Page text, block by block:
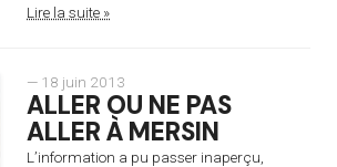
Lire la suite »
— 18 juin 2013
ALLER OU NE PAS
ALLER À MERSIN
L’information a pu passer inaperçu,